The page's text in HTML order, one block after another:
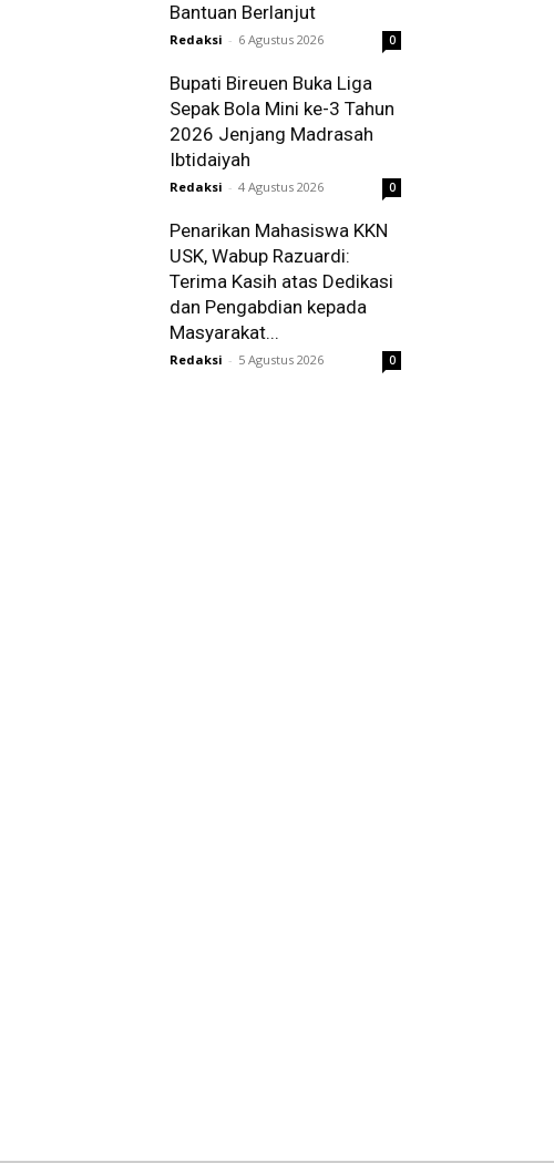
Bantuan Berlanjut
Redaksi - 6 Agustus 2026 0
Bupati Bireuen Buka Liga
Sepak Bola Mini ke-3 Tahun
2026 Jenjang Madrasah
Ibtidaiyah
Redaksi - 4 Agustus 2026 0
Penarikan Mahasiswa KKN
USK, Wabup Razuardi:
Terima Kasih atas Dedikasi
dan Pengabdian kepada
Masyarakat...
Redaksi - 5 Agustus 2026 0